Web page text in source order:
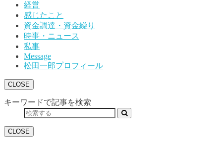
経営
感じたこと
資金調達・資金繰り
時事・ニュース
私事
Message
松田一郎プロフィール
CLOSE
キーワードで記事を検索
CLOSE